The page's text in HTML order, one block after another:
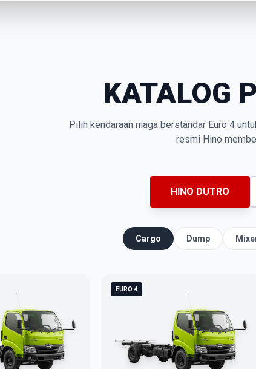
KATALOG
Pilih kendaraan niaga berstandar Euro 4
resmi Hino
HINO DUTRO
Cargo Dump
EURO 4